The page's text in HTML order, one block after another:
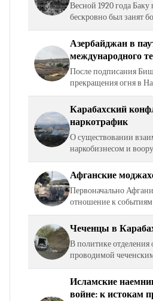
Весной 1920 года Баку
бескровно был занят
Огромную роль в
сыграли турецкие
контролировавшие
Азербайджан в
международного
После подписания
прекращения огня в
1994 года часть
Азербайджан в
для «священного…
Карабахский
наркотрафик
О существовании
наркобизнесом и
конфликтами
немногочисленной
Вместе с тем,
Афганские
Первоначально
отношение к
и Азербайджане в
руководству СССР и
группировкой…
Чеченцы в
В политике отделения
проводимой
значение придавалось
направленным на
особенности – в
Исламские
войне: к истокам